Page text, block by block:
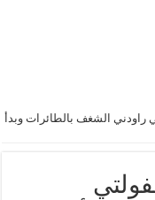
راودني الشغف بالطائرات وبدأ